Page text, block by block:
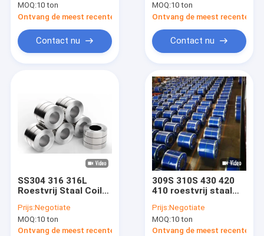
MOQ:10 ton
Ontvang de meest recente Prijs
Contact nu
MOQ:10 ton
Ontvang de meest recente
Contact nu
SS304 316 316L
Roestvrij Staal Coil
Oppervlak
Prijs:Negotiate
MOQ:10 ton
Ontvang de meest recente Prijs
309S 310S 430 420
410 roestvrij staal
Prijs:Negotiate
MOQ:10 ton
Ontvang de meest recente